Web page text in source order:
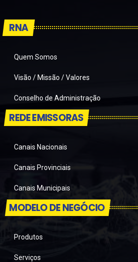
RNA
Quem Somos
Visão / Missão / Valores
Conselho de Administração
REDE EMISSORAS
Canais Nacionais
Canais Provinciais
Canais Municipais
MODELO DE NEGÓCIO
Produtos
Serviços